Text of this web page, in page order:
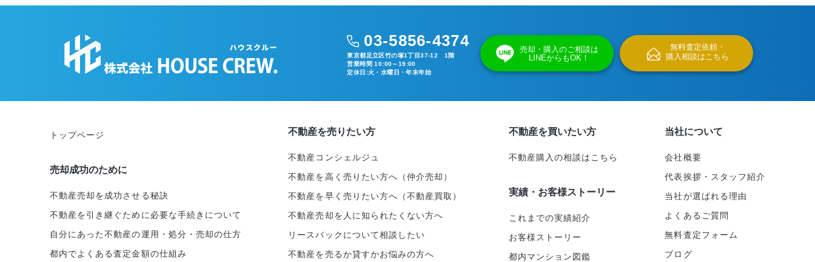
03-5856-4374
東京都足立区竹の塚1丁目37-12 1階
営業時間 10:00～19:00
定休日:火・水曜日・年末年始
売却・購入のご相談は
LINEからもOK！
無料査定依頼・
購入相談はこちら
トップページ
売却成功のために
不動産売却を成功させる秘訣
不動産を引き継ぐために必要な手続きについて
自分にあった不動産の運用・処分・売却の仕方
都内でよくある査定金額の仕組み
不動産を売りたい方
不動産コンシェルジュ
不動産を高く売りたい方へ（仲介売却）
不動産を早く売りたい方へ（不動産買取）
不動産売却を人に知られたくない方へ
リースバックについて相談したい
不動産を売るか貸すかお悩みの方へ
不動産を買いたい方
不動産購入の相談はこちら
実績・お客様ストーリー
これまでの実績紹介
お客様ストーリー
都内マンション図鑑
当社について
会社概要
代表挨拶・スタッフ紹介
当社が選ばれる理由
よくあるご質問
無料査定フォーム
ブログ